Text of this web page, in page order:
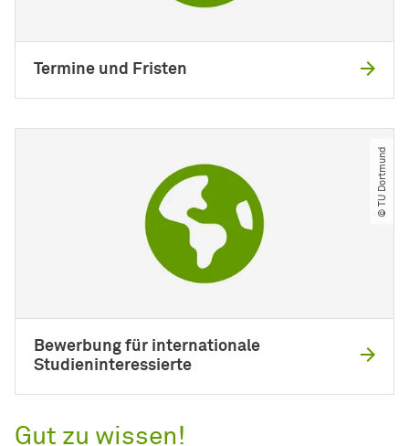
Termine und Fristen
© TU Dortmund
Bewerbung für internationale
Studieninteressierte
Gut zu wissen!